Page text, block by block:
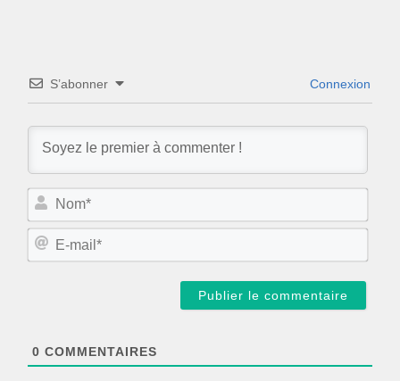
S’abonner Connexion
N
m
E
0 COMMENTAIRES